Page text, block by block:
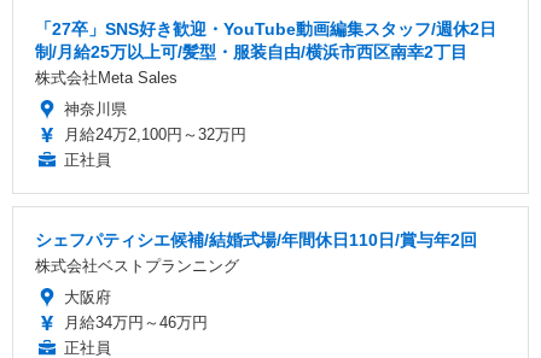
「27卒」SNS好き歓迎・YouTube動画編集スタッフ/週休2日
制/月給25万以上可/髪型・服装自由/横浜市西区南幸2丁目
株式会社Meta Sales
神奈川県
月給24万2,100円～32万円
正社員
シェフパティシエ候補/結婚式場/年間休日110日/賞与年2回
株式会社ベストプランニング
大阪府
月給34万円～46万円
正社員